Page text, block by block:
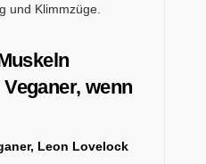
und Klimmzüge.
wenn
Leon Lovelock